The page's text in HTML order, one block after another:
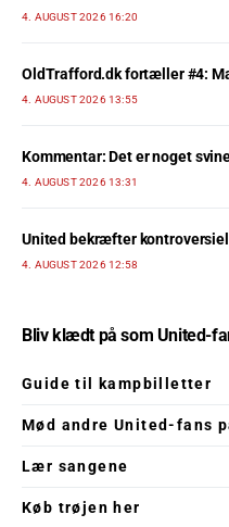
4. AUGUST 2026 16:20
OldTrafford.dk fortæller #4:
4. AUGUST 2026 13:55
Kommentar: Det er noget
4. AUGUST 2026 13:31
United bekræfter
4. AUGUST 2026 12:58
Bliv klædt på som United-
Guide til kampbilletter
Mød andre United-fans
Lær sangene
Køb trøjen her